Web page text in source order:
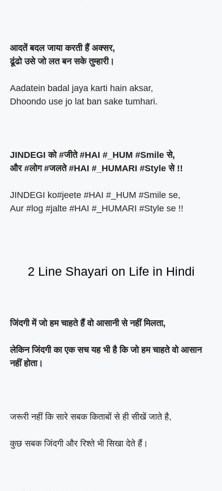
आदतें बदल जाया करती हैं अक्सर,
ढूंढो उसे जो लत बन सके तुम्हारी।
Aadatein badal jaya karti hain aksar,
Dhoondo use jo lat ban sake tumhari.
JINDEGI को #जीते #HAI #_HUM #Smile से,
और #लोग #जलते #HAI #_HUMARI #Style से !!
JINDEGI ko#jeete #HAI #_HUM #Smile se,
Aur #log #jalte #HAI #_HUMARI #Style se !!
2 Line Shayari on Life in Hindi
जिंदगी में जो हम चाहते हैं वो आसानी से नहीं मिलता,
लेकिन जिंदगी का एक सच यह भी है कि जो हम चाहते वो आसान
नहीं होता।
जरूरी नहीं कि सारे सबक किताबों से ही सीखें जाते है,
कुछ सबक जिंदगी और रिश्ते भी सिखा देते हैं।